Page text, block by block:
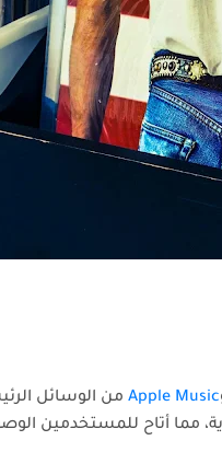
Apple Music من الوسائل
مما أتاح للمستخدمين